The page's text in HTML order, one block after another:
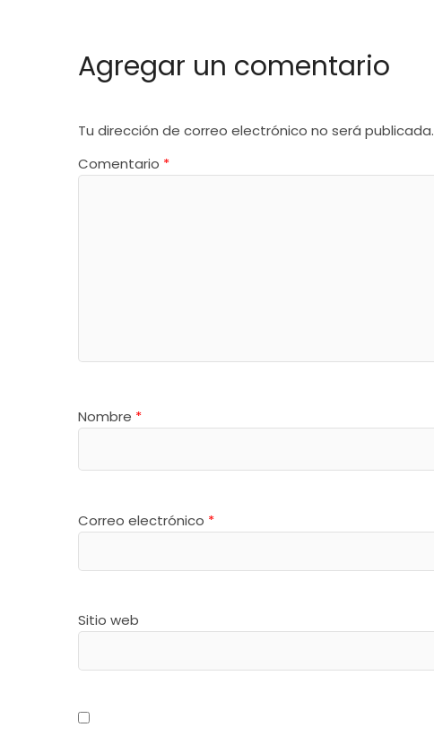
Agregar un comentario
Tu dirección de correo electrónico no será publicada.
Comentario *
Nombre *
Correo electrónico *
Sitio web